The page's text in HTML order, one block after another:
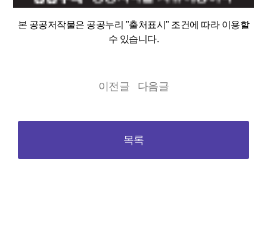
본 공공저작물은 공공누리 "출처표시" 조건에 따라 이용할
수 있습니다.
이전글 다음글
목록